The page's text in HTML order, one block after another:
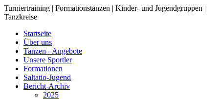
Turniertraining | Formationstanzen | Kinder- und Jugendgruppen |
Tanzkreise
Startseite
Über uns
Tanzen - Angebote
Unsere Sportler
Formationen
Saltatio-Jugend
Bericht-Archiv
2025